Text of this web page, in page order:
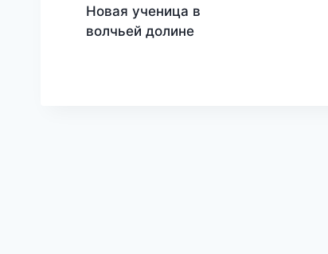
Новая ученица в
волчьей долине